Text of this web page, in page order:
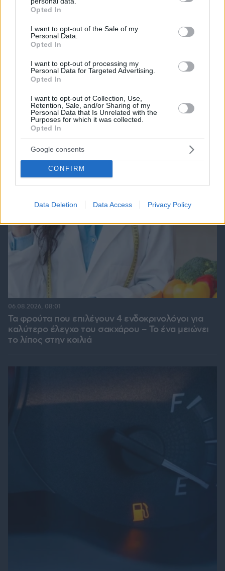
grant or deny consent to Google and its third-party tags to
use your data for below specified purposes in below Google
consent section.
Opted In
I want to opt-out of the Sale of my
Personal Data.
Opted In
I want to opt-out of processing my
Personal Data for Targeted Advertising.
Opted In
I want to opt-out of Collection, Use,
Retention, Sale, and/or Sharing of my
Personal Data that Is Unrelated with the
Purposes for which it was collected.
Opted In
Google consents
CONFIRM
Data Deletion Data Access Privacy Policy
Cut The Rope Candy
ΔΕΙΤΕ ΟΛΑ ΤΑ GAMES
Best of Network
Τα φρούτα που επιλέγουν 4 ενδοκρινολόγοι για
καλύτερο έλεγχο του σακχάρου – Το ένα μειώνει
το λίπος στην κοιλιά
06.08.2026, 08:01